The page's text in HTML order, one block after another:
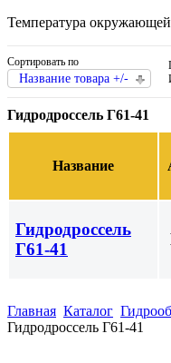
Температура
Сортировать по
Название товара +/-
Гидродроссель Г61-41
Название
Гидродроссель
Г61-41
Главная Каталог
Гидродроссель Г61-41